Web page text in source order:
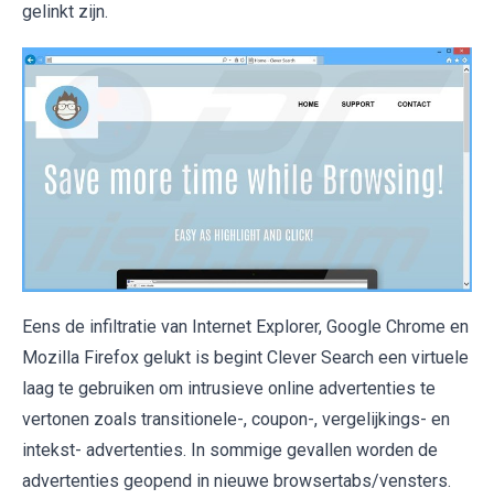
gelinkt zijn.
Eens de infiltratie van Internet Explorer, Google Chrome en
Mozilla Firefox gelukt is begint Clever Search een virtuele
laag te gebruiken om intrusieve online advertenties te
vertonen zoals transitionele-, coupon-, vergelijkings- en
intekst- advertenties. In sommige gevallen worden de
advertenties geopend in nieuwe browsertabs/vensters.